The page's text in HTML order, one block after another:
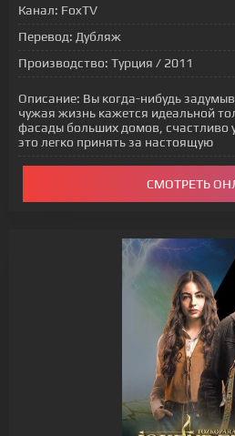
Канал: FoxTV
Перевод: Дубляж
Производство: Турция / 2011
Описание: Вы когда-нибудь
чужая жизнь кажется идеальной
фасады больших домов,
это легко принять за настоящую
СМОТРЕТЬ